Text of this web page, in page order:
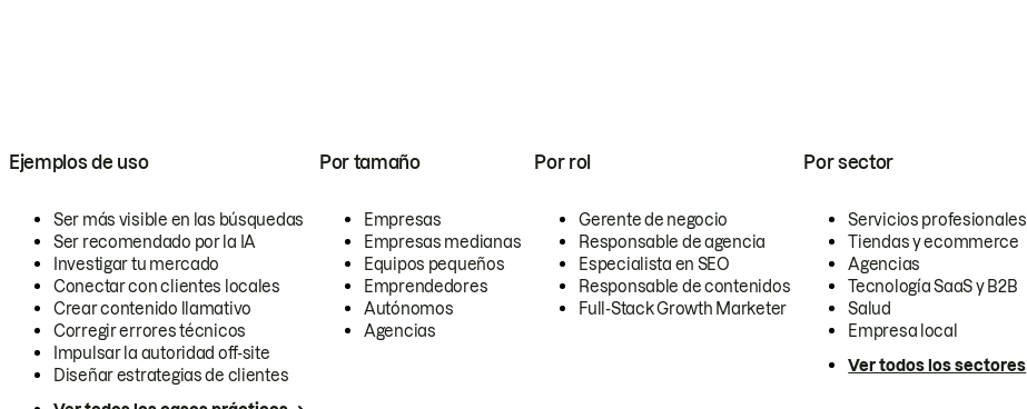
Ejemplos de uso
Ser más visible en las búsquedas
Ser recomendado por la IA
Investigar tu mercado
Conectar con clientes locales
Crear contenido llamativo
Corregir errores técnicos
Impulsar la autoridad off-site
Diseñar estrategias de clientes
Por tamaño
Empresas
Empresas medianas
Equipos pequeños
Emprendedores
Autónomos
Agencias
Por rol
Gerente de negocio
Responsable de agencia
Especialista en SEO
Responsable de contenidos
Full-Stack Growth Marketer
Por sector
Servicios profesionales
Tiendas y ecommerce
Agencias
Tecnología SaaS y B2B
Salud
Empresa local
Ver todos los sectores